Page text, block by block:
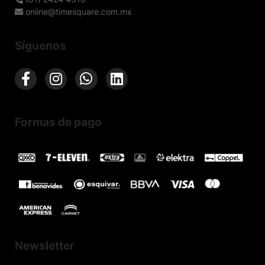
online@timesquare.com.mx
Síguenos
Formas de pago
Newsletter